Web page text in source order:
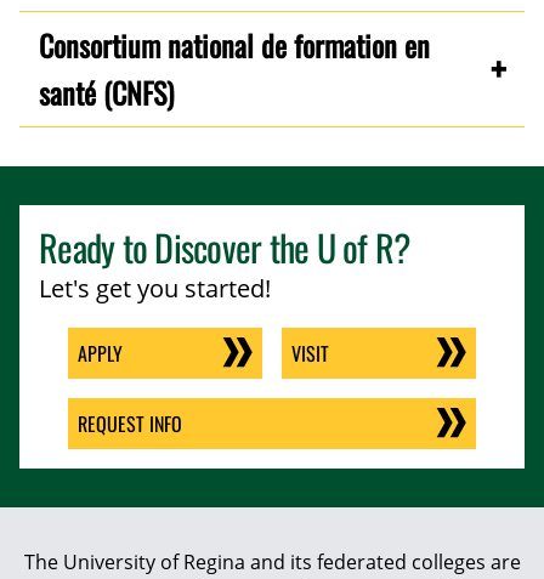
Consortium national de formation en
santé (CNFS)
Ready to Discover theU of R?
Let's get you started!
APPLY VISIT
REQUEST INFO
The University of Regina and its federated colleges are